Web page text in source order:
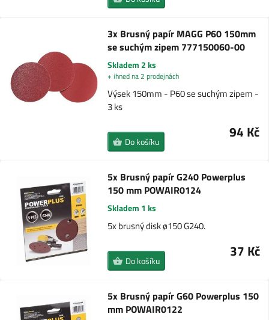
3x Brusný papír MAGG P60 150mm
se suchým zipem 777150060-00
Skladem 2 ks
+ ihned na 2 prodejnách
Výsek 150mm - P60 se suchým zipem -
3 ks
94 Kč
Do košíku
5x Brusný papír G240 Powerplus
150 mm POWAIR0124
Skladem 1 ks
5x brusný disk ø150 G240.
37 Kč
Do košíku
5x Brusný papír G60 Powerplus 150
mm POWAIR0122